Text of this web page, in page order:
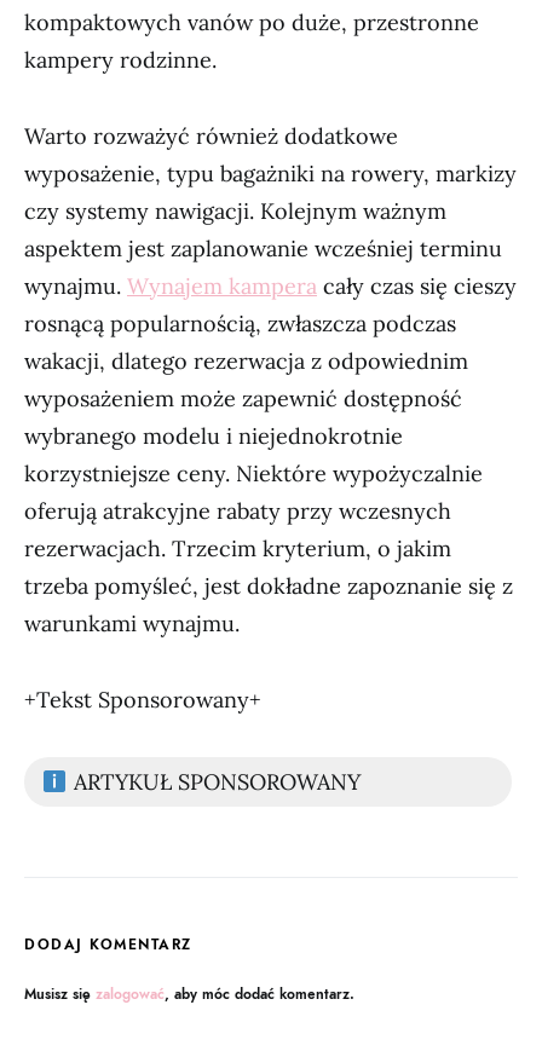
kompaktowych vanów po duże, przestronne
kampery rodzinne.
Warto rozważyć również dodatkowe
wyposażenie, typu bagażniki na rowery, markizy
czy systemy nawigacji. Kolejnym ważnym
aspektem jest zaplanowanie wcześniej terminu
wynajmu. Wynajem kampera cały czas się cieszy
rosnącą popularnością, zwłaszcza podczas
wakacji, dlatego rezerwacja z odpowiednim
wyposażeniem może zapewnić dostępność
wybranego modelu i niejednokrotnie
korzystniejsze ceny. Niektóre wypożyczalnie
oferują atrakcyjne rabaty przy wczesnych
rezerwacjach. Trzecim kryterium, o jakim
trzeba pomyśleć, jest dokładne zapoznanie się z
warunkami wynajmu.
+Tekst Sponsorowany+
ARTYKUŁ SPONSOROWANY
DODAJ KOMENTARZ
Musisz się zalogować, aby móc dodać komentarz.